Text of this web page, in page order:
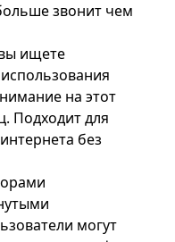
звонит чем
ищете
на этот
Подходит для
без
могут